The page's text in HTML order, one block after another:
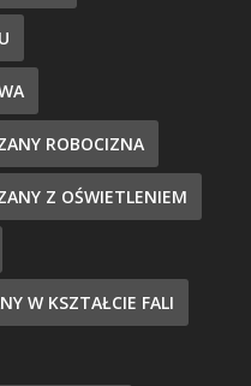
ROBOCIZNA
Z OŚWIETLENIEM
W KSZTAŁCIE FALI